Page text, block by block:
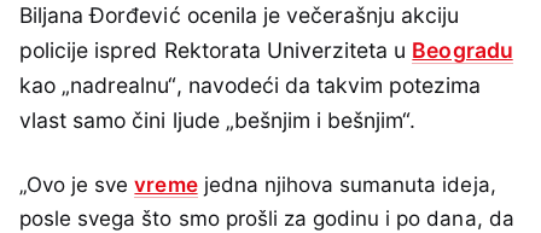
Biljana Đorđević ocenila je večerašnju akciju
policije ispred Rektorata Univerziteta u Beogradu
kao „nadrealnu“, navodeći da takvim potezima
vlast samo čini ljude „bešnjim i bešnjim“.
„Ovo je svevremejedna njihova sumanuta ideja,
posle svega što smo prošli za godinu i po dana, da